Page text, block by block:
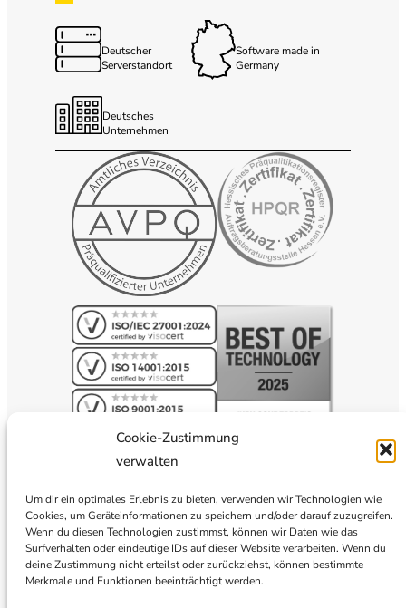
Cookie-Zustimmung
verwalten
Um dir ein optimales Erlebnis zu bieten, verwenden wir Technologien wie
Cookies, um Geräteinformationen zu speichern und/oder darauf zuzugreifen.
Wenn du diesen Technologien zustimmst, können wir Daten wie das
Surfverhalten oder eindeutige IDs auf dieser Website verarbeiten. Wenn du
deine Zustimmung nicht erteilst oder zurückziehst, können bestimmte
Merkmale und Funktionen beeinträchtigt werden.
Deutscher
Serverstandort
Software made in
Germany
Deutsches
Unternehmen